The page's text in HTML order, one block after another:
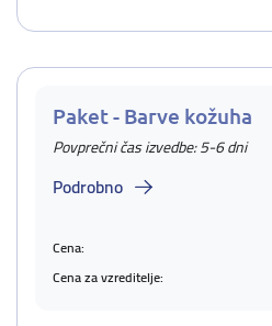
Paket - Barve kožuha
Povprečni čas izvedbe: 5-6 dni
Podrobno
Cena:
Cena za vzreditelje: